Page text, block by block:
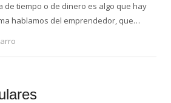
de tiempo o de dinero es algo que hay
hablamos del emprendedor, que…